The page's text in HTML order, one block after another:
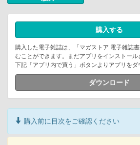
購入する
購入した電子雑誌は、「マガストア 電子雑誌
むことができます。まだアプリをインストール
下記「アプリ内で買う」ボタンよりアプリをダ
ダウンロード
購入前に目次をご確認ください